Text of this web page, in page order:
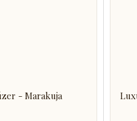
- Marakuja